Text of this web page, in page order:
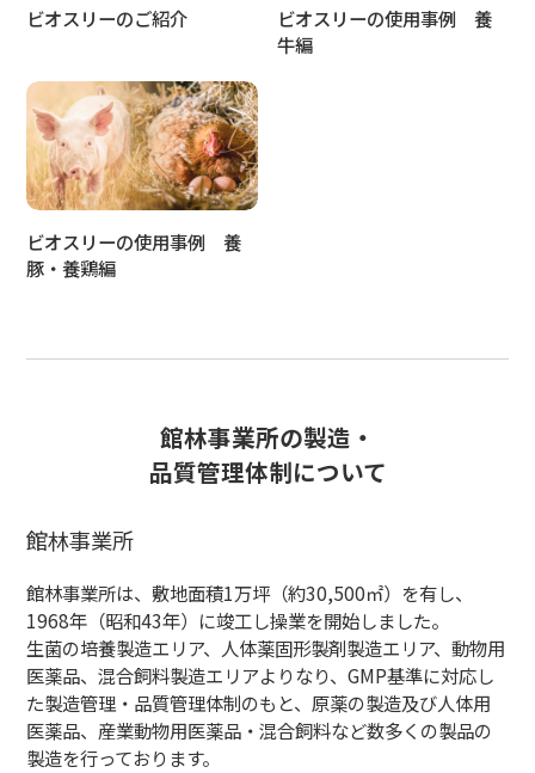
ビオスリーのご紹介
ビオスリーの使用事例 養
牛編
ビオスリーの使用事例 養
豚・養鶏編
館林事業所の製造・
品質管理体制について
館林事業所
館林事業所は、敷地面積1万坪（約30,500㎡）を有し、
1968年（昭和43年）に竣工し操業を開始しました。
生菌の培養製造エリア、人体薬固形製剤製造エリア、動物用
医薬品、混合飼料製造エリアよりなり、GMP基準に対応し
た製造管理・品質管理体制のもと、原薬の製造及び人体用
医薬品、産業動物用医薬品・混合飼料など数多くの製品の
製造を行っております。